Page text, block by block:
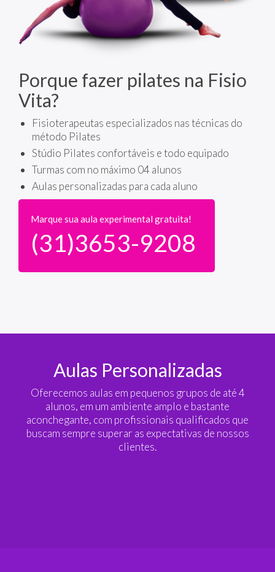
Porque fazer pilates na Fisio
Vita?
Fisioterapeutas especializados nas técnicas do
método Pilates
Stúdio Pilates confortáveis e todo equipado
Turmas com no máximo 04 alunos
Aulas personalizadas para cada aluno
Marque sua aula experimental gratuita!
(31)3653-9208
Aulas Personalizadas
Oferecemos aulas em pequenos grupos de até 4
alunos, em um ambiente amplo e bastante
aconchegante, com profissionais qualificados que
buscam sempre superar as expectativas de nossos
clientes.